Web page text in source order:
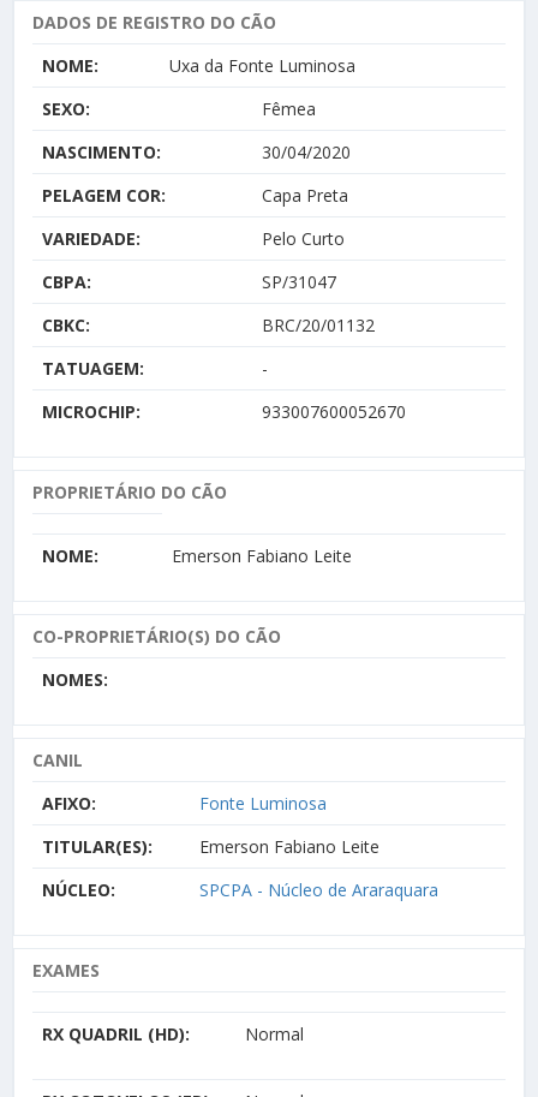
DADOS DE REGISTRO DO CÃO
NOME:
Uxa da Fonte Luminosa
SEXO:
Fêmea
NASCIMENTO:
30/04/2020
PELAGEM COR:
Capa Preta
VARIEDADE:
Pelo Curto
CBPA:
SP/31047
CBKC:
BRC/20/01132
TATUAGEM:
-
MICROCHIP:
933007600052670
PROPRIETÁRIO DO CÃO
NOME: Emerson Fabiano Leite
CO-PROPRIETÁRIO(S) DO CÃO
NOMES:
CANIL
AFIXO:
Fonte Luminosa
TITULAR(ES):
Emerson Fabiano Leite
NÚCLEO:
SPCPA - Núcleo de Araraquara
EXAMES
RX QUADRIL (HD): Normal